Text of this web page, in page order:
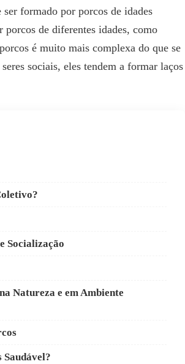
formado por porcos de idades
porcos de diferentes idades, como
é muito mais complexa do que se
sociais, eles tendem a formar laços
Socialização
Natureza e em Ambiente